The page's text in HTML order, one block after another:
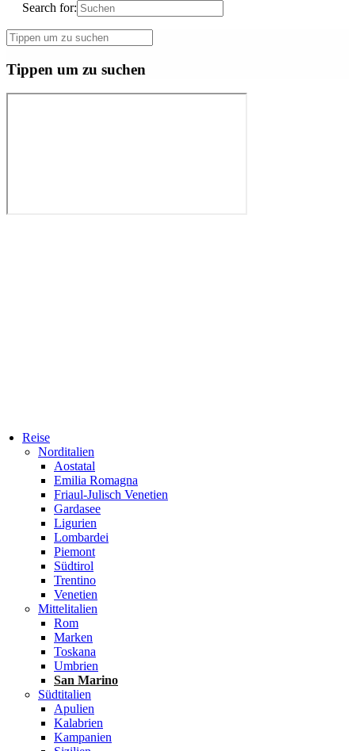
Search for:
Tippen um zu suchen
Reise
Norditalien
Aostatal
Emilia Romagna
Friaul-Julisch Venetien
Gardasee
Ligurien
Lombardei
Piemont
Südtirol
Trentino
Venetien
Mittelitalien
Rom
Marken
Toskana
Umbrien
San Marino
Südtitalien
Apulien
Kalabrien
Kampanien